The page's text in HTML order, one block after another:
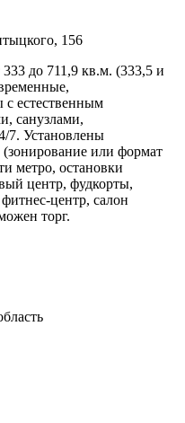
156
до 711,9 кв.м. (333,5 и
естественным
санузлами,
7. Установлены
или формат
метро, остановки
центр, фудкорты,
центр, салон
торг.